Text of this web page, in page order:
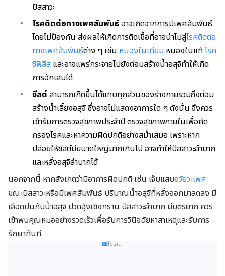
ปัสสาวะ
โรคติดต่อทางเพศสัมพันธ์อาจเกิดจากการมีเพศสัมพันธ์
โดยไม่ป้องกัน ส่งผลให้เกิดการติดเชื้อที่อาจนำไปสู่โรคติดต่อ
ทางเพศสัมพันธ์ต่าง ๆ เช่น หนองในเทียม หนองในแท้โรค
ซิฟิลิส และอาจแพร่กระจายไปยังต่อมสร้างน้ำอสุจิทำให้เกิด
การอักเสบได้
ซีสต์ สามารถเกิดขึ้นได้แทบทุกส่วนของร่างกายรวมถึงต่อม
สร้างน้ำเลี้ยงอสุจิ ซึ่งอาจไม่แสดงอาการใด ๆ ดังนั้น จึงควร
เข้ารับการตรวจสุขภาพประจำปี ตรวจสุขภาพภายในเพื่อคัด
กรองโรคและหาความผิดปกติอย่างสม่ำเสมอ เพราะหาก
ปล่อยให้ซีสต์มีขนาดใหญ่มากเกินไป อาจทำให้ปัสสาวะลำบาก
และหลั่งอสุจิลำบากได้
นอกจากนี้ หากสังเกตว่ามีอาการผิดปกติ เช่น เจ็บแสบอวัยวะเพศ
ขณะปัสสาวะหรือมีเพศสัมพันธ์ ปริมาณน้ำอสุจิที่หลั่งออกมาลดลง มี
เลือดปนกับน้ำอสุจิ ปวดอุ้งเชิงกราน ปัสสาวะลำบาก มีบุตรยาก ควร
เข้าพบคุณหมออย่างรวดเร็วเพื่อรับการวินิจฉัยหาสาเหตุและรับการ
รักษาทันที
โฆษณา